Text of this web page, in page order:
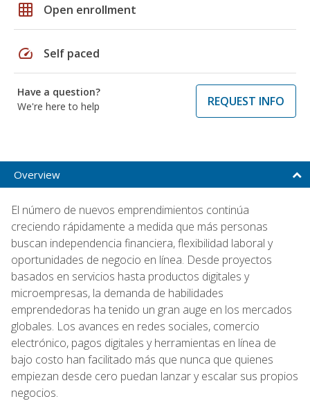
grid_on Open enrollment
speed Self paced
Have a question?
We're here to help
REQUEST INFO
Overview
El número de nuevos emprendimientos continúa
creciendo rápidamente a medida que más personas
buscan independencia financiera, flexibilidad laboral y
oportunidades de negocio en línea. Desde proyectos
basados en servicios hasta productos digitales y
microempresas, la demanda de habilidades
emprendedoras ha tenido un gran auge en los mercados
globales. Los avances en redes sociales, comercio
electrónico, pagos digitales y herramientas en línea de
bajo costo han facilitado más que nunca que quienes
empiezan desde cero puedan lanzar y escalar sus propios
negocios.